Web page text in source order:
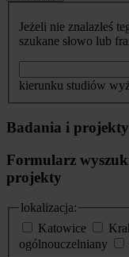
Jeżeli nie znalazłeś
szukane słowo lub
kierunku studiów
Badania i projekty
Formularz
projekty
lokalizacja:
Katowice
ogólnouczelniany